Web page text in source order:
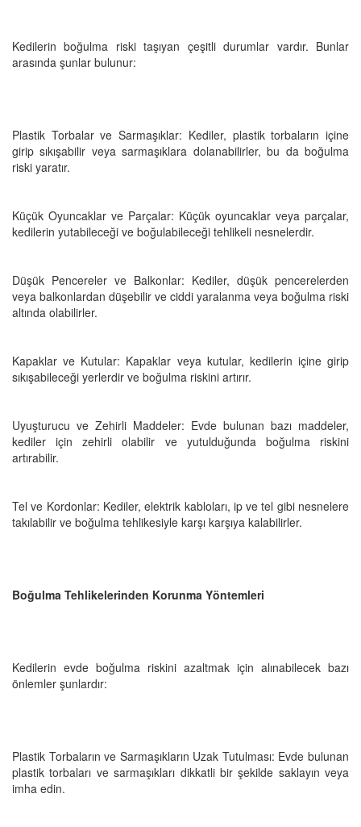
Kedilerin boğulma riski taşıyan çeşitli durumlar vardır. Bunlar
arasında şunlar bulunur:
Plastik Torbalar ve Sarmaşıklar: Kediler, plastik torbaların içine
girip sıkışabilir veya sarmaşıklara dolanabilirler, bu da boğulma
riski yaratır.
Küçük Oyuncaklar ve Parçalar: Küçük oyuncaklar veya parçalar,
kedilerin yutabileceği ve boğulabileceği tehlikeli nesnelerdir.
Düşük Pencereler ve Balkonlar: Kediler, düşük pencerelerden
veya balkonlardan düşebilir ve ciddi yaralanma veya boğulma riski
altında olabilirler.
Kapaklar ve Kutular: Kapaklar veya kutular, kedilerin içine girip
sıkışabileceği yerlerdir ve boğulma riskini artırır.
Uyuşturucu ve Zehirli Maddeler: Evde bulunan bazı maddeler,
kediler için zehirli olabilir ve yutulduğunda boğulma riskini
artırabilir.
Tel ve Kordonlar: Kediler, elektrik kabloları, ip ve tel gibi nesnelere
takılabilir ve boğulma tehlikesiyle karşı karşıya kalabilirler.
Boğulma Tehlikelerinden Korunma Yöntemleri
Kedilerin evde boğulma riskini azaltmak için alınabilecek bazı
önlemler şunlardır:
Plastik Torbaların ve Sarmaşıkların Uzak Tutulması: Evde bulunan
plastik torbaları ve sarmaşıkları dikkatli bir şekilde saklayın veya
imha edin.